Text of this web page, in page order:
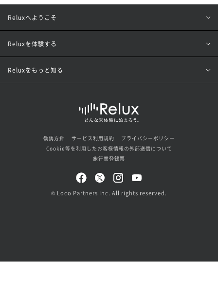
Reluxへようこそ
Reluxを体験する
Reluxをもっと知る
勧誘方針 サービス利用規約
プライバシーポリシー
Cookie等を利用したお客様情報の外部送信について
旅行業登録票
© Loco Partners Inc. All rights reserved.